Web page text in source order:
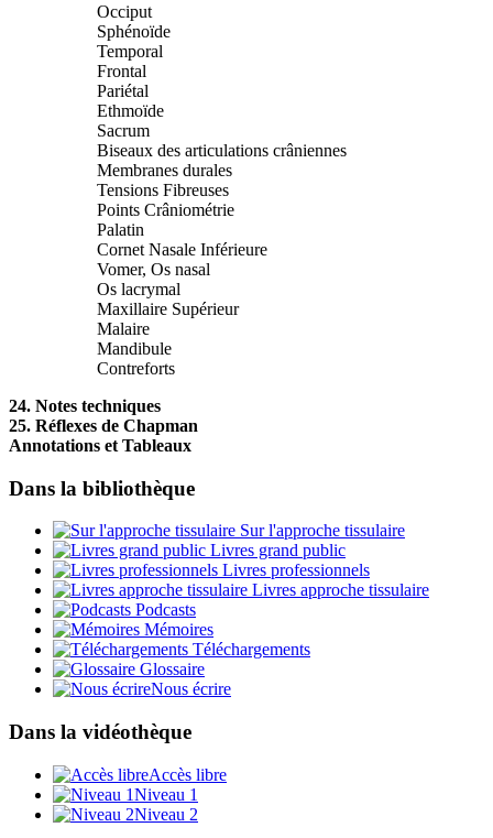
Occiput
Sphénoïde
Temporal
Frontal
Pariétal
Ethmoïde
Sacrum
Biseaux des articulations crâniennes
Membranes durales
Tensions Fibreuses
Points Crâniométrie
Palatin
Cornet Nasale Inférieure
Vomer, Os nasal
Os lacrymal
Maxillaire Supérieur
Malaire
Mandibule
Contreforts
24. Notes techniques
25. Réflexes de Chapman
Annotations et Tableaux
Dans la bibliothèque
Sur l'approche tissulaire
Livres grand public
Livres professionnels
Livres approche tissulaire
Podcasts
Mémoires
Téléchargements
Glossaire
Nous écrire
Dans la vidéothèque
Accès libre
Niveau 1
Niveau 2